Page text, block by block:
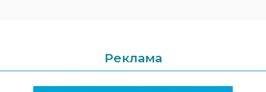
Реклама